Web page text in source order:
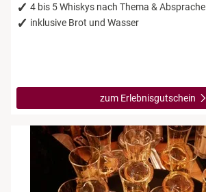
4 bis 5 Whiskys nach Thema & Absprache
inklusive Brot und Wasser
zum Erlebnisgutschein